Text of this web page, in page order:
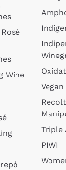
Wine
Triple
PIWI